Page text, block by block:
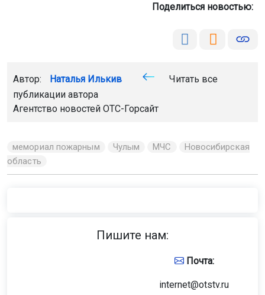
Поделиться новостью:
Автор: Наталья Илькив
Читать все
публикации автора
Агентство новостей ОТС-Горсайт
мемориал пожарным Чулым МЧС
Новосибирская
область
Пишите нам:
Почта:
internet@otstv.ru